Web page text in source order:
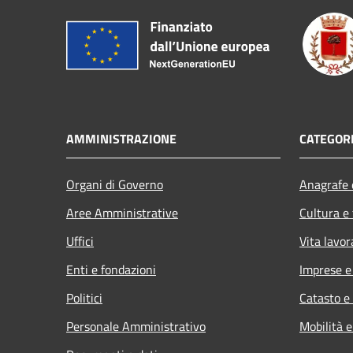
AMMINISTRAZIONE
Organi di Governo
Aree Amministrative
Uffici
Enti e fondazioni
Politici
Personale Amministrativo
Cultura
Vita
Imprese
Catasto
Mobilità